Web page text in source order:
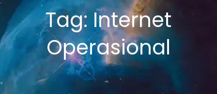
Tag:Internet
Operasional